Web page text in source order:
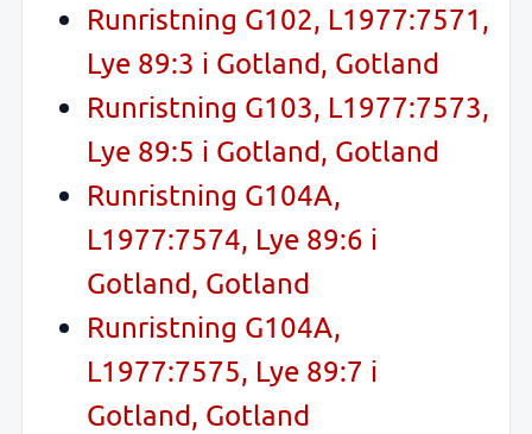
Runristning G102, L1977:7571,
Lye 89:3 i Gotland, Gotland
Runristning G103, L1977:7573,
Lye 89:5 i Gotland, Gotland
Runristning G104A,
L1977:7574, Lye 89:6 i
Gotland, Gotland
Runristning G104A,
L1977:7575, Lye 89:7 i
Gotland, Gotland